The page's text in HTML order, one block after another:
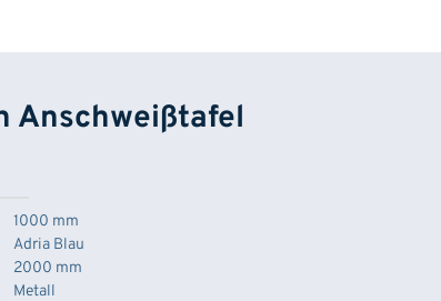
Anschweißtafel
1000 mm
Adria Blau
2000 mm
Metall